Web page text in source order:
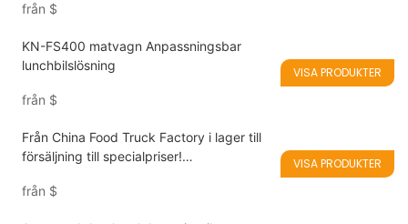
från $
KN-FS400 matvagn Anpassningsbar
lunchbilslösning
från $
VISA PRODUKTER
Från China Food Truck Factory i lager till
försäljning till specialpriser!
från $
VISA PRODUKTER